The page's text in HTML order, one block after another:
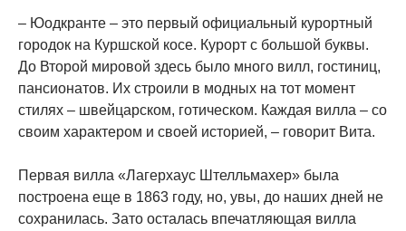
– Юодкранте – это первый официальный курортный
городок на Куршской косе. Курорт с большой буквы.
До Второй мировой здесь было много вилл, гостиниц,
пансионатов. Их строили в модных на тот момент
стилях – швейцарском, готическом. Каждая вилла – со
своим характером и своей историей, – говорит Вита.
Первая вилла «Лагерхаус Штелльмахер» была
построена еще в 1863 году, но, увы, до наших дней не
сохранилась. Зато осталась впечатляющая вилла